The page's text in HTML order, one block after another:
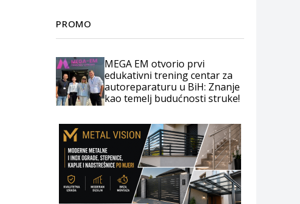
PROMO
MEGA EM otvorio prvi
edukativni trening centar za
autoreparaturu u BiH: Znanje
kao temelj budućnosti struke!